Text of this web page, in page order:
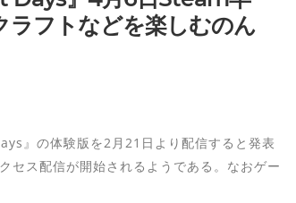
ラフトなどを楽しむのん
』の体験版を2月21日より配信すると発表
セス配信が開始されるようである。なおゲー